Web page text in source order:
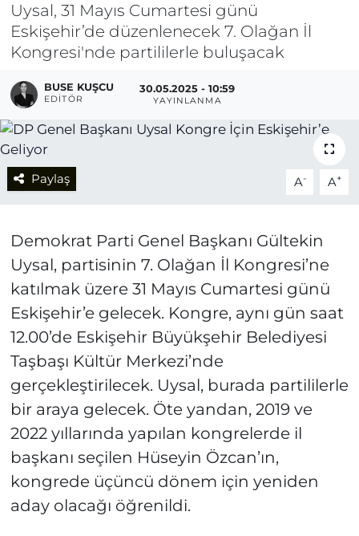
Uysal, 31 Mayıs Cumartesi günü
Eskişehir’de düzenlenecek 7. Olağan İl
Kongresi'nde partililerle buluşacak
BUSE KUŞCU
EDITÖR
30.05.2025 - 10:59
YAYINLANMA
Paylaş A- A+
Demokrat Parti Genel Başkanı Gültekin
Uysal, partisinin 7. Olağan İl Kongresi’ne
katılmak üzere 31 Mayıs Cumartesi günü
Eskişehir’e gelecek. Kongre, aynı gün saat
12.00’de Eskişehir Büyükşehir Belediyesi
Taşbaşı Kültür Merkezi’nde
gerçekleştirilecek. Uysal, burada partililerle
bir araya gelecek. Öte yandan, 2019 ve
2022 yıllarında yapılan kongrelerde il
başkanı seçilen Hüseyin Özcan’ın,
kongrede üçüncü dönem için yeniden
aday olacağı öğrenildi.